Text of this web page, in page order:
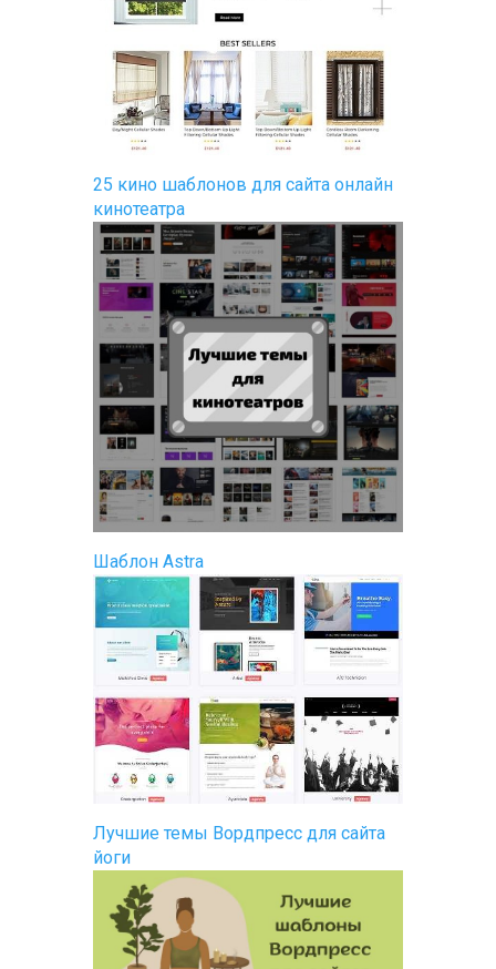
25 кино шаблонов для сайта онлайн
кинотеатра
Шаблон Astra
Лучшие темы Вордпресс для сайта
йоги